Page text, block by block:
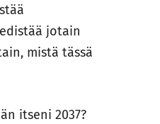
jotain
mistä tässä
itseni 2037?